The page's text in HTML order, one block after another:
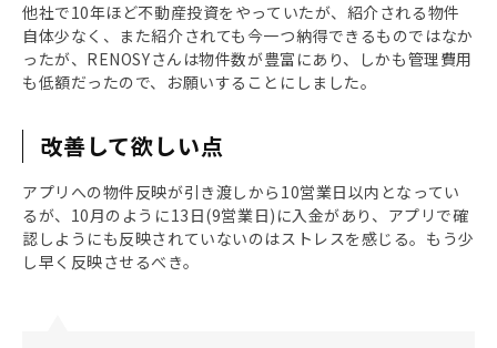
他社で10年ほど不動産投資をやっていたが、紹介される物件
自体少なく、また紹介されても今一つ納得できるものではなか
ったが、RENOSYさんは物件数が豊富にあり、しかも管理費用
も低額だったので、お願いすることにしました。
改善して欲しい点
アプリへの物件反映が引き渡しから10営業日以内となってい
るが、10月のように13日(9営業日)に入金があり、アプリで確
認しようにも反映されていないのはストレスを感じる。もう少
し早く反映させるべき。